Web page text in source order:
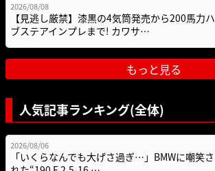
2026/08/08
【見逃し厳禁】漆黒の4気筒発売から200馬力ハ
ブステアインプレまで! カワサ…
もっと見る
人気記事ランキング(全体)
2026/08/06
「いくらなんでも大げさ過ぎ…」BMWに嘲笑さ